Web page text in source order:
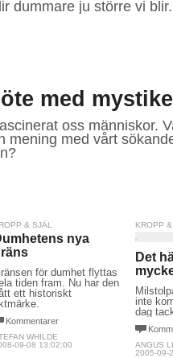
dummare ju större vi blir.
med
oss människor.
mening med vårt
& SJÄL
nya
för dumhet flyttas
tiden fram. Nu har den
ett historiskt
Kommentarer
WHILDE
09-08 13:02:00
KROPP
Det
inte
dag
ANGUS
2005-09-